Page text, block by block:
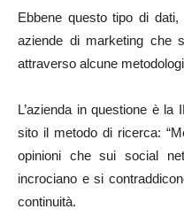
Ebbene questo tipo di
aziende di marketing che
attraverso alcune
L’azienda in questione è
sito il metodo di ricerca:
opinioni che sui social
incrociano e si
continuità.